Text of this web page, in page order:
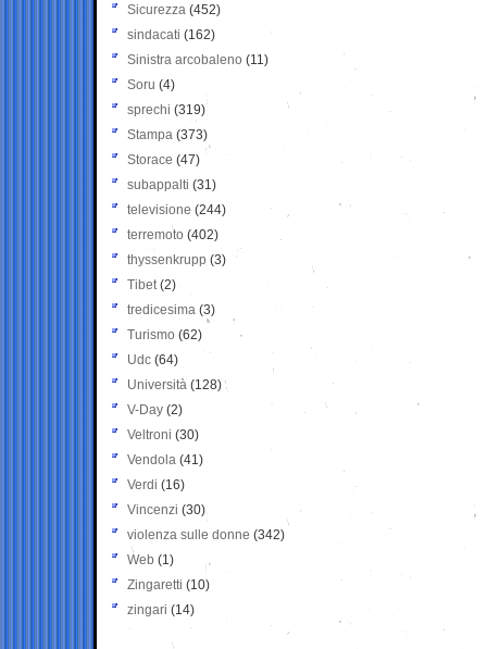
Sicurezza (452)
sindacati (162)
Sinistra arcobaleno (11)
Soru (4)
sprechi (319)
Stampa (373)
Storace (47)
subappalti (31)
televisione(244)
terremoto (402)
thyssenkrupp (3)
Tibet(2)
tredicesima (3)
Turismo (62)
Udc (64)
Università (128)
V-Day (2)
Veltroni (30)
Vendola (41)
Verdi (16)
Vincenzi (30)
violenza sulle donne (342)
Web (1)
Zingaretti (10)
zingari (14)